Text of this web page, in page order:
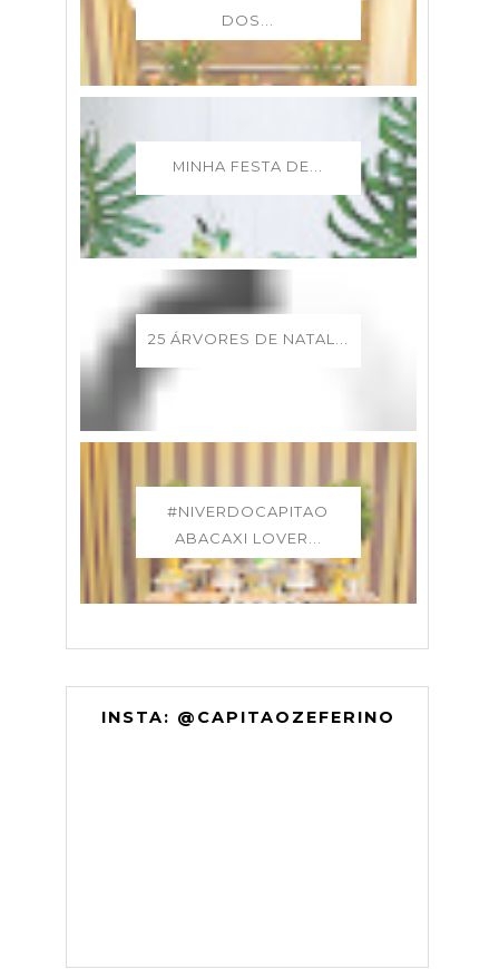
DOS...
MINHA FESTA DE...
25 ÁRVORES DE NATAL...
#NIVERDOCAPITAO
ABACAXI LOVER...
INSTA: @CAPITAOZEFERINO